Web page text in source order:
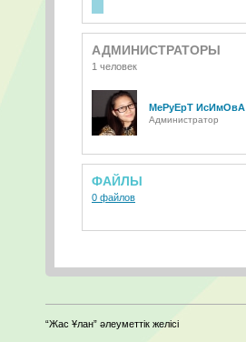
АДМИНИСТРАТОРЫ
1 человек
МеРуЕрТ ИсИмОвА
Администратор
ФАЙЛЫ
0 файлов
“Жас Ұлан” әлеуметтік желісі